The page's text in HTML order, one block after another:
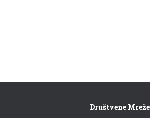
Društvene Mreže